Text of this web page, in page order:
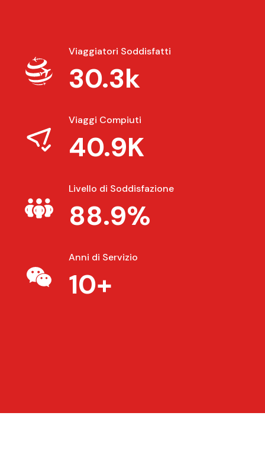
Viaggiatori Soddisfatti
30.3k
Viaggi Compiuti
40.9K
Livello di Soddisfazione
88.9%
Anni di Servizio
10+